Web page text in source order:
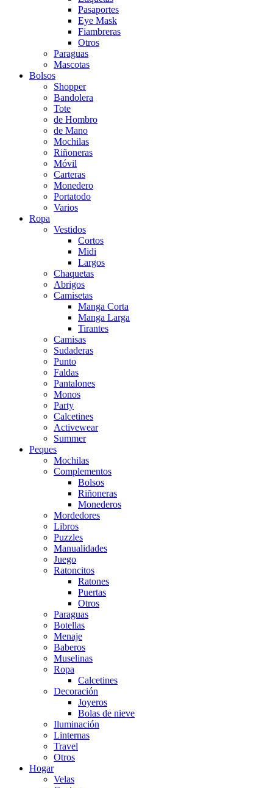
Pasaportes
Eye Mask
Fiambreras
Otros
Paraguas
Mascotas
Bolsos
Shopper
Bandolera
Tote
de Hombro
de Mano
Mochilas
Riñoneras
Móvil
Carteras
Monedero
Portatodo
Varios
Ropa
Vestidos
Cortos
Midi
Largos
Chaquetas
Abrigos
Camisetas
Manga Corta
Manga Larga
Tirantes
Camisas
Sudaderas
Punto
Faldas
Pantalones
Monos
Party
Calcetines
Activewear
Summer
Peques
Mochilas
Complementos
Bolsos
Riñoneras
Monederos
Mordedores
Libros
Puzzles
Manualidades
Juego
Ratoncitos
Ratones
Puertas
Otros
Paraguas
Botellas
Menaje
Baberos
Muselinas
Ropa
Calcetines
Decoración
Joyeros
Bolas de nieve
Iluminación
Linternas
Travel
Otros
Hogar
Velas